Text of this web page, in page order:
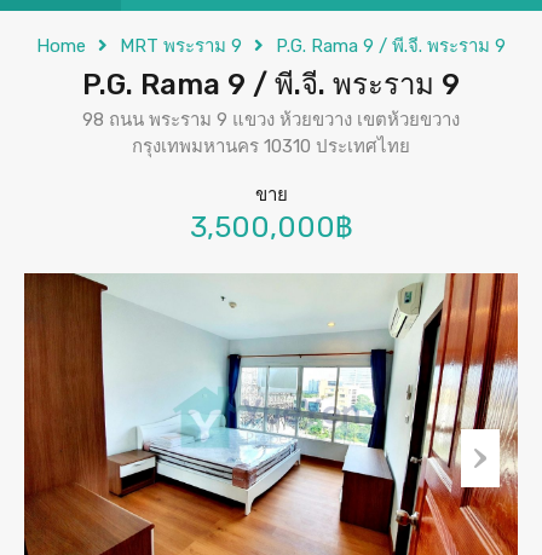
Home MRT พระราม 9 P.G. Rama 9 / พี.จี. พระราม 9
P.G. Rama 9 / พี.จี. พระราม 9
98 ถนน พระราม 9 แขวง ห้วยขวาง เขตห้วยขวาง
กรุงเทพมหานคร 10310 ประเทศไทย
ขาย
3,500,000฿